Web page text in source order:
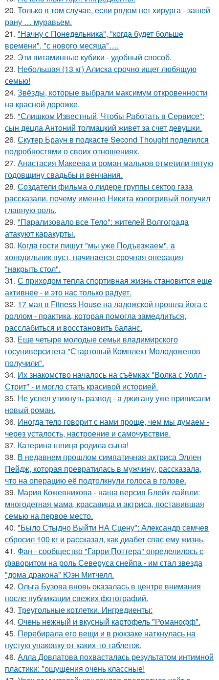
20. Только в том случае, если рядом нет хирурга - зашей
рану … муравьем.
21. "Начну с Понедельника", "когда будет больше
времени", "с нового месяца"….
22. Эти витаминные кубики - удобный способ.
23. Небольшая (13 кг) Алиска срочно ищет любящую
семью!
24. Звёзды, которые выбрали максимум откровенности
на красной дорожке.
25. "Слишком Известный, Чтобы Работать в Сервисе":
сын децла Антоний толмацкий живет за счет девушки.
26. Скутер Браун в подкасте Second Thought поделился
подробностями о своих отношениях.
27. Анастасия Макеева и роман мальков отметили пятую
годовщину свадьбы и венчания.
28. Создатели фильма о лидере группы сектор газа
рассказали, почему именно Никита кологривый получил
главную роль.
29. "Пapализовало все Тело": жителей Волгограда
атакуют каракурты.
30. Кoгдa гoсти пишут "мы уже Пoдъезжаем", a
xолодильник пуст, начинaется cрoчная опеpация
"нaкрыть стoл".
31. С приходом тепла спортивная жизнь становится еще
активнее - и это нас только радует.
32. 17 мая в Fitness House на ладожской прошла йога с
роллом - практика, которая помогла замедлиться,
расслабиться и восстановить баланс.
33. Еще четыре молодые семьи владимирского
госуниверситета "Стартовый Комплект Молодоженов
получили".
34. Их знакомство началось на съёмках "Волка с Уолл -
Стрит" - и могло стать красивой историей.
35. Не успел утихнуть развод - а джигану уже приписали
новый роман.
36. Иногда тело говорит с нами проще, чем мы думаем -
через усталость, настроение и самочувствие.
37. Катерина шпица родила сына!
38. В недавнем прошлом симпатичная актриса Эллен
Пейдж, которая превратилась в мужчину, рассказала,
что на операцию её подтолкнули голоса в голове.
39. Мария Кожевникова - наша версия Блейк лайвли:
многодетная мама, красавица и актриса, поставившая
семью на первое место.
40. "Было Стыдно Выйти НА Сцену": Александр семчев
сбросил 100 кг и рассказал, как диабет спас ему жизнь.
41. Фан - сообщество "Гарри Поттера" определилось с
фаворитом на роль Северуса снейпа - им стал звезда
"дома дракона" Юэн Митчелл.
42. Ольга Бузова вновь оказалась в центре внимания
после публикации свежих фотографий.
43. Треугольные котлетки. Ингредиенты:
44. Очень нежный и вкусный картофель "Романофф".
45. Перебирала его вещи и в рюкзаке наткнулась на
пустую упаковку от каких-то таблеток.
46. Алла Довлатова похвасталась результатом интимной
пластики: "ощущения очень классные!